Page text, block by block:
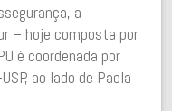
a
– hoje composta por
é coordenada por
ao lado de Paola